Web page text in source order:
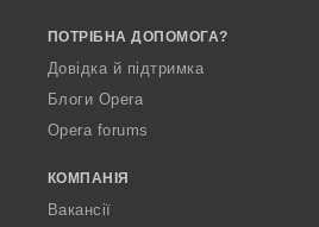
ПОТРІБНА ДОПОМОГА?
Довідка й підтримка
Блоги Opera
Opera forums
КОМПАНІЯ
Вакансії